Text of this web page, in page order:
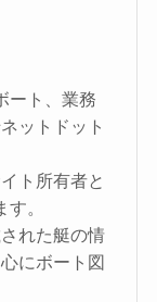
ート、業務
ットドット
ト所有者と
。
れた艇の情
にボート図